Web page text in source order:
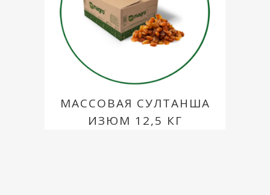
МАССОВАЯ СУЛТАНША
ИЗЮМ 12,5 КГ